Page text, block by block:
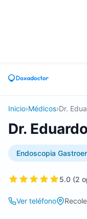
Inicio›Médicos›Dr.
Dr.
Endoscopia
5.0 (2
Ver teléfono